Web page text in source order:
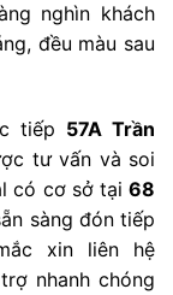
nghìn khách
đều màu sau
tiếp 57A Trần
tư vấn và soi
có cơ sở tại 68
sàng đón tiếp
xin liên hệ
nhanh chóng